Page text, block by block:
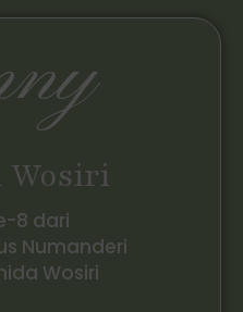
Wosiri
8 dari
Numanderi
Wosiri